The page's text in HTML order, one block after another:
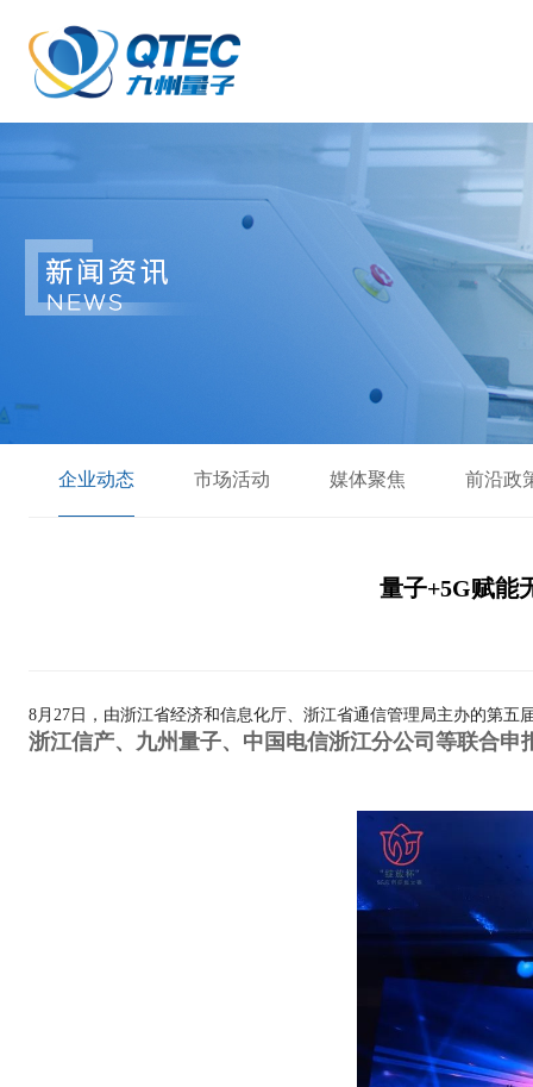
企业动态 市场活动 媒体聚焦 前沿政
量子+5G赋能
8月27日，由浙江省经济和信息化厅、浙江省通信管理局主办的第五
浙江信产、九州量子、中国电信浙江分公司等联合